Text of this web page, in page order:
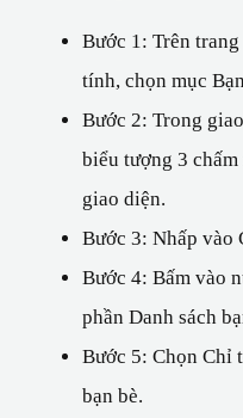
Bước 1: Trên
tính, chọn mục
Bước 2: Trong
biểu tượng 3
giao diện.
Bước 3: Nhấp vào
Bước 4: Bấm vào
phần Danh sách
Bước 5: Chọn Chỉ
bạn bè.